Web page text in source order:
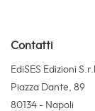
Contatti
EdiSES Edizioni S.r.l.
Piazza Dante, 89
80134 - Napoli